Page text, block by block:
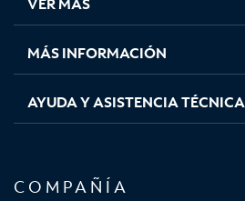
pestaña
nueva
pestaña
nueva
pestaña
nuevanueva
MÁS INFORMACIÓN
AYUDA Y ASISTENCIA TÉCNICA
COMPAÑÍA